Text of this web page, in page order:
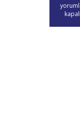
kapalı